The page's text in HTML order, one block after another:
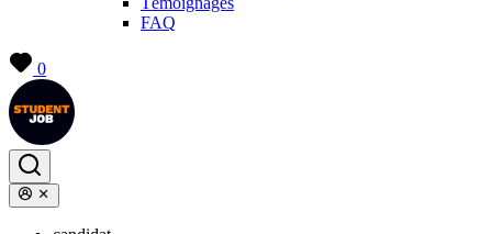
FAQ
0